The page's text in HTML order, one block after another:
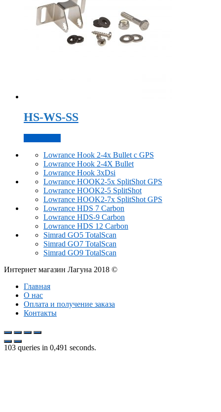
HS-WS-SS
Lowrance Hook 2-4x Bullet с GPS
Lowrance Hook 2-4X Bullet
Lowrance Hook 3xDsi
Lowrance HOOK2-5x SplitShot GPS
Lowrance HOOK2-5 SplitShot
Lowrance HOOK2-7x SplitShot GPS
Lowrance HDS 7 Carbon
Lowrance HDS-9 Carbon
Lowrance HDS 12 Carbon
Simrad GO5 TotalScan
Simrad GO7 TotalScan
Simrad GO9 TotalScan
Интернет магазин Лагуна 2018 ©
Главная
О нас
Оплата и получение заказа
Контакты
103 queries in 0,491 seconds.